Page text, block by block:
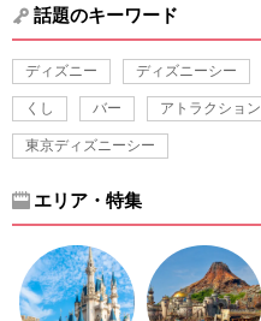
話題のキーワード
ディズニー ディズニーシー
くし バー アトラクション
東京ディズニーシー
エリア・特集